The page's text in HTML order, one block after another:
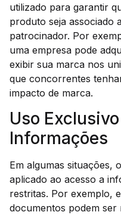
utilizado para garantir
produto seja associado
patrocinador. Por
uma empresa pode
exibir sua marca nos
que concorrentes
impacto de marca.
Uso
Informações
Em algumas situações,
aplicado ao acesso a
restritas. Por exemplo,
documentos podem